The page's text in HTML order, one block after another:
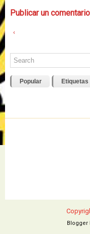
Publicar un comentario
‹
Popular Etiquetas
Blogger